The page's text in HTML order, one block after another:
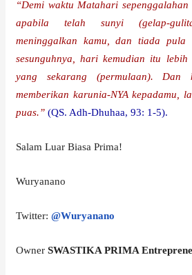
“Demi waktu Matahari
apabila telah sunyi (gelap-
meninggalkan kamu, dan tiada pula
sesunguhnya, hari kemudian itu
yang sekarang (permulaan). Dan
memberikan karunia-NYA kepadamu,
puas.” (QS. Adh-Dhuhaa, 93: 1-5).
Salam Luar Biasa Prima!
Wuryanano
Twitter:@Wuryanano
OwnerSWASTIKA PRIMA